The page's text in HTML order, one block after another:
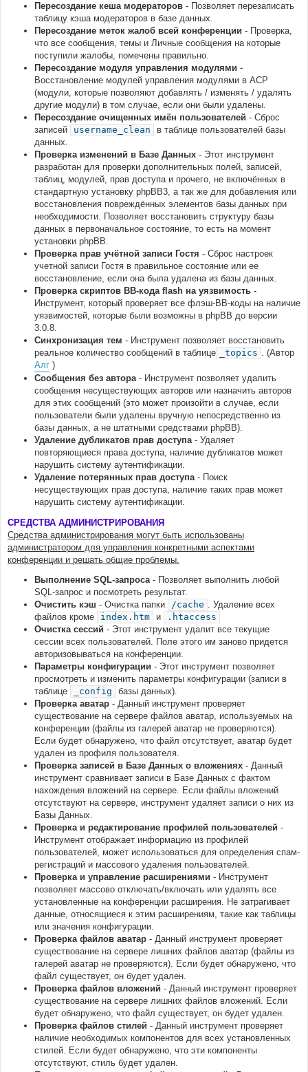
Пересоздание кеша модераторов - Позволяет перезаписать
таблицу кэша модераторов в базе данных.
Пересоздание меток жалоб всей конференции - Проверка,
что все сообщения, темы и Личные сообщения на которые
поступили жалобы, помечены правильно.
Пересоздание модуля управления модулями -
Восстановление модулей управления модулями в АСР
(модули, которые позволяют добавлять / изменять / удалять
другие модули) в том случае, если они были удалены.
Пересоздание очищенных имён пользователей - Сброс
записей
username_clean
в таблице пользователей базы
данных.
Проверка изменений в Базе Данных - Этот инструмент
разработан для проверки дополнительных полей, записей,
таблиц, модулей, прав доступа и прочего, не включённых в
стандартную установку phpBB3, а так же для добавления или
восстановления повреждённых элементов базы данных при
необходимости. Позволяет восстановить структуру базы
данных в первоначальное состояние, то есть на момент
установки phpBB.
Проверка прав учётной записи Гостя - Сброс настроек
учетной записи Гостя в правильное состояние или ее
восстановление, если она была удалена из базы данных.
Проверка скриптов BB-кода flash на уязвимость -
Инструмент, который проверяет все флэш-BB-коды на наличие
уязвимостей, которые были возможны в phpBB до версии
3.0.8.
Синхронизация тем - Инструмент позволяет восстановить
реальное количество сообщений в таблице
_topics . (Автор
Алг )
Сообщения без автора- Инструмент позволяет удалить
сообщения несуществующих авторов или назначить авторов
для этих сообщений (это может произойти в случае, если
пользователи были удалены вручную непосредственно из
базы данных, а не штатными средствами phpBB).
Удаление дубликатов прав доступа- Удаляет
повторяющиеся права доступа, наличие дубликатов может
нарушить систему аутентификации.
Удаление потерянных прав доступа- Поиск
несуществующих прав доступа, наличие таких прав может
нарушить систему аутентификации.
СРЕДСТВА АДМИНИСТРИРОВАНИЯ
Средства администрирования могут быть использованы
администратором для управления конкретными аспектами
конференции и решать общие проблемы.
Выполнение SQL-запроса - Позволяет выполнить любой
SQL-запрос и посмотреть результат.
Очистить кэш - Очистка папки /cache
. Удаление всех
файлов кроме
index.htm и
.htaccess
Очистка сессий - Этот инструмент удалит все текущие
сессии всех пользователей. Поле этого им заново придется
авторизовываться на конференции.
Параметры конфигурации - Этот инструмент позволяет
просмотреть и изменить параметры конфигурации (записи в
таблице
_config
базы данных).
Проверка аватар - Данный инструмент проверяет
существование на сервере файлов аватар, используемых на
конференции (файлы из галерей аватар не проверяются).
Если будет обнаружено, что файл отсутствует, аватар будет
удален из профиля пользователя.
Проверка записей в Базе Данных о вложениях - Данный
инструмент сравнивает записи в Базе Данных с фактом
нахождения вложений на сервере. Если файлы вложений
отсутствуют на сервере, инструмент удаляет записи о них из
Базы Данных.
Проверка и редактирование профилей пользователей -
Инструмент отображает информацию из профилей
пользователей, может использоваться для определения спам-
регистраций и массового удаления пользователей.
Проверка и управление расширениями - Инструмент
позволяет массово отключать/включать или удалять все
установленные на конференции расширения. Не затрагивает
данные, относящиеся к этим расширениям, такие как таблицы
или значения конфигурации.
Проверка файлов аватар - Данный инструмент проверяет
существование на сервере лишних файлов аватар (файлы из
галерей аватар не проверяются). Если будет обнаружено, что
файл существует, он будет удален.
Проверка файлов вложений - Данный инструмент проверяет
существование на сервере лишних файлов вложений. Если
будет обнаружено, что файл существует, он будет удален.
Проверка файлов стилей - Данный инструмент проверяет
наличие необходимых компонентов для всех установленных
стилей. Если будет обнаружено, что эти компоненты
отсутствуют, стиль будет удален.